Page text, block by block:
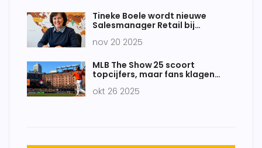
Tineke Boele wordt nieuwe
Salesmanager Retail bij
nov 20 2025
MLB The Show 25 scoort
topcijfers, maar fans klagen
okt 26 2025